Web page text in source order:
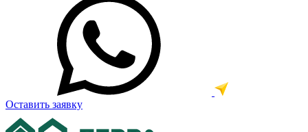
Оставить заявку